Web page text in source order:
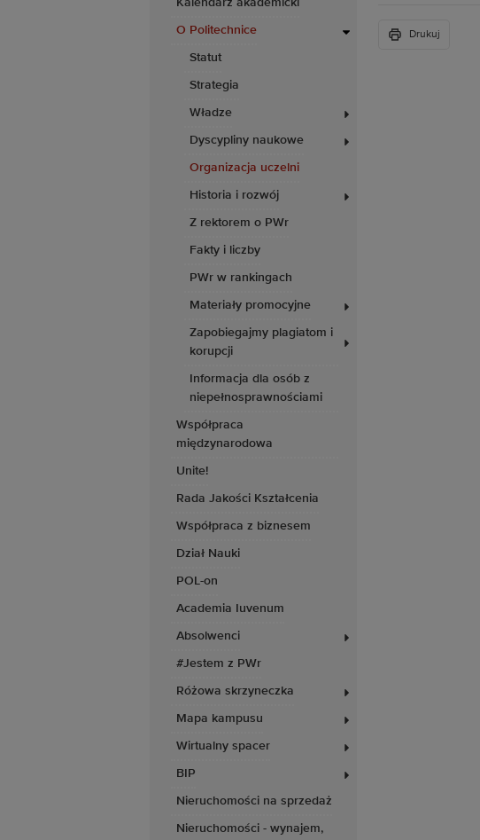
Kalendarz akademicki
O Politechnice
Statut
Strategia
Władze
Dyscypliny naukowe
Organizacja uczelni
Historia i rozwój
Z rektorem o PWr
Fakty i liczby
PWr w rankingach
Materiały promocyjne
Zapobiegajmy plagiatom i
korupcji
Informacja dla osób z
niepełnosprawnościami
Współpraca
międzynarodowa
Unite!
Rada Jakości Kształcenia
Współpraca z biznesem
Dział Nauki
POL-on
Academia Iuvenum
Absolwenci
#Jestem z PWr
Różowa skrzyneczka
Mapa kampusu
Wirtualny spacer
BIP
Nieruchomości na sprzedaż
Nieruchomości - wynajem,
Drukuj